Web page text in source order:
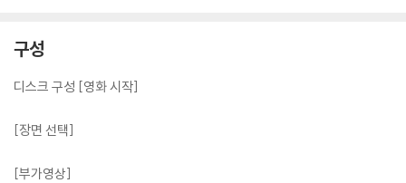
구성
디스크 구성 [영화 시작]
[장면 선택]
[부가영상]